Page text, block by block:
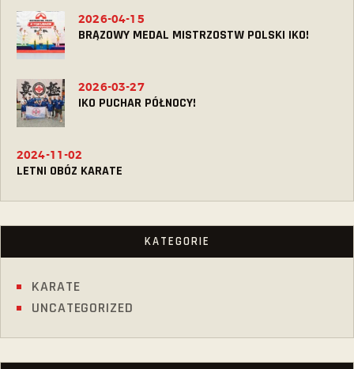
BRĄZOWY MEDAL MISTRZOSTW POLSKI IKO!
2026-04-15
IKO PUCHAR PÓŁNOCY!
2026-03-27
LETNI OBÓZ KARATE
2024-11-02
KATEGORIE
KARATE
UNCATEGORIZED